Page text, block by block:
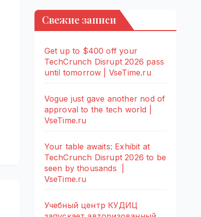
Свежие записи
Get up to $400 off your
TechCrunch Disrupt 2026 pass
until tomorrow | VseTime.ru
Vogue just gave another nod of
approval to the tech world |
VseTime.ru
Your table awaits: Exhibit at
TechCrunch Disrupt 2026 to be
seen by thousands |
VseTime.ru
Учебный центр КУДИЦ